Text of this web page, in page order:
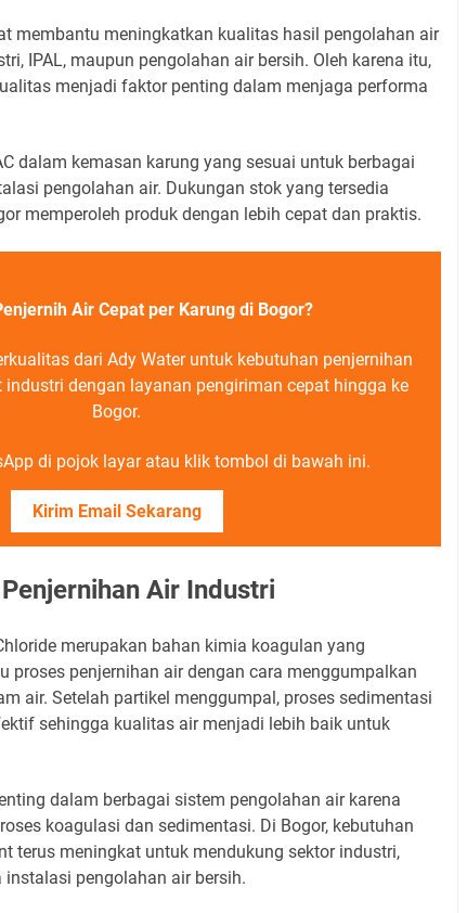
membantu meningkatkan kualitas hasil pengolahan air
IPAL, maupun pengolahan air bersih. Oleh karena itu,
menjadi faktor penting dalam menjaga performa
dalam kemasan karung yang sesuai untuk berbagai
pengolahan air. Dukungan stok yang tersedia
memperoleh produk dengan lebih cepat dan praktis.
Air Cepat per Karung di Bogor?
dari Ady Water untuk kebutuhan penjernihan
industri dengan layanan pengiriman cepat hingga ke
Bogor.
di pojok layar atau klik tombol di bawah ini.
Kirim Email Sekarang
Air Industri
merupakan bahan kimia koagulan yang
proses penjernihan air dengan cara menggumpalkan
air. Setelah partikel menggumpal, proses sedimentasi
sehingga kualitas air menjadi lebih baik untuk
dalam berbagai sistem pengolahan air karena
koagulasi dan sedimentasi. Di Bogor, kebutuhan
terus meningkat untuk mendukung sektor industri,
pengolahan air bersih.